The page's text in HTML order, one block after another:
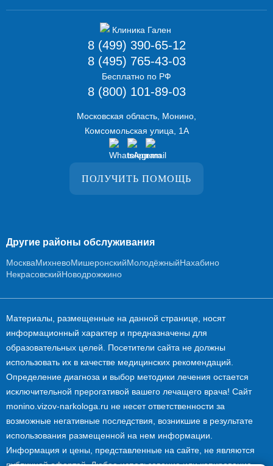
8 (499) 390-65-12
8 (495) 765-43-03
Бесплатно по РФ
8 (800) 101-89-03
ПОЛУЧИТЬ ПОМОЩЬ
Московская область, Монино,
Комсомольская улица, 1А
Другие районы обслуживания
МоскваМихневоМишеронскийМолодёжныйНахабино
НекрасовскийНоводрожжино
Материалы, размещенные на данной странице, носят
информационный характер и предназначены для
образовательных целей. Посетители сайта не должны
использовать их в качестве медицинских рекомендаций.
Определение диагноза и выбор методики лечения остается
исключительной прерогативой вашего лечащего врача! Сайт
monino.vizov-narkologa.ru не несет ответственности за
возможные негативные последствия, возникшие в результате
использования размещенной на нем информации.
Информация и цены, представленные на сайте, не являются